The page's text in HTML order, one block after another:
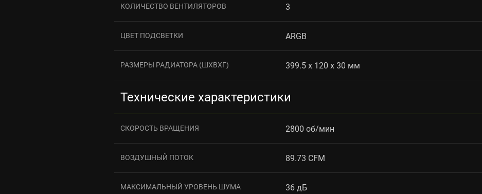
КОЛИЧЕСТВО ВЕНТИЛЯТОРОВ 3
ЦВЕТ ПОДСВЕТКИ ARGB
РАЗМЕРЫ РАДИАТОРА (ШXВXГ) 399.5 x 120 x 30 мм
Технические характеристики
СКОРОСТЬ ВРАЩЕНИЯ 2800 об/мин
ВОЗДУШНЫЙ ПОТОК 89.73 CFM
МАКСИМАЛЬНЫЙ УРОВЕНЬ ШУМА 36 дБ